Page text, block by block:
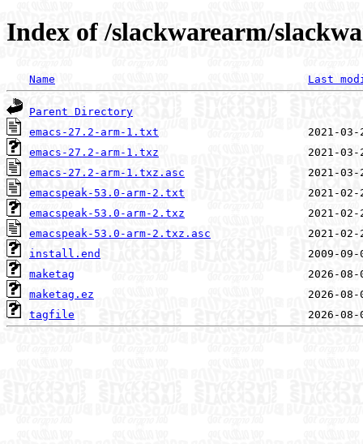
Index of /slackwarearm/
Name Last
Parent Directory
emacs-27.2-arm-1.txt
emacs-27.2-arm-1.txz
emacs-27.2-arm-1.txz.asc
emacspeak-53.0-arm-2.txt
emacspeak-53.0-arm-2.txz
emacspeak-53.0-arm-2.txz.asc
install.end
maketag
maketag.ez
tagfile